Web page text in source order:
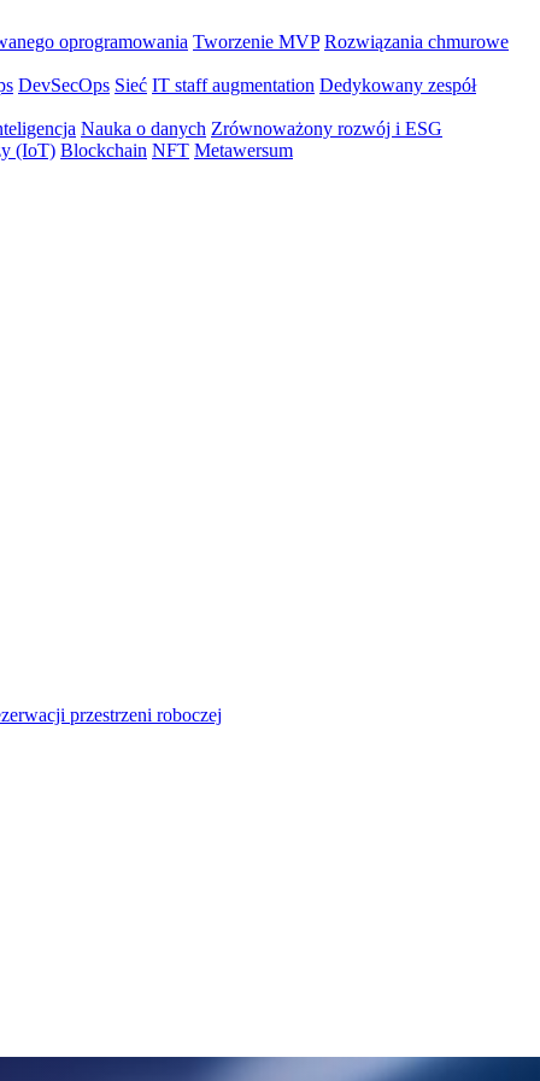
oprogramowania Tworzenie MVP Rozwiązania chmurowe
DevSecOps Sieć IT staff augmentation Dedykowany zespół
Nauka o danych Zrównoważony rozwój i ESG
(IoT) Blockchain NFT Metawersum
przestrzeni roboczej